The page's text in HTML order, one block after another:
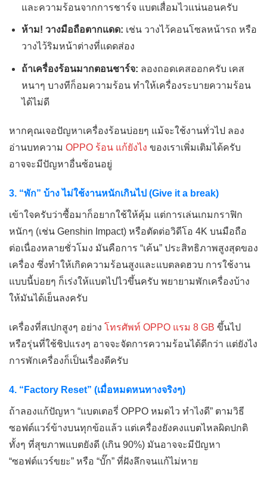
และความร้อนจากการชาร์จ แบตเสื่อมไวแน่นอนครับ
ห้าม! วางมือถือตากแดด: เช่น วางไว้คอนโซลหน้ารถ หรือ
วางไว้ริมหน้าต่างที่แดดส่อง
ถ้าเครื่องร้อนมากตอนชาร์จ: ลองถอดเคสออกครับ เคส
หนาๆ บางทีก็อมความร้อน ทำให้เครื่องระบายความร้อน
ได้ไม่ดี
หากคุณเจอปัญหาเครื่องร้อนบ่อยๆ แม้จะใช้งานทั่วไป ลอง
อ่านบทความ OPPO ร้อน แก้ยังไง ของเราเพิ่มเติมได้ครับ
อาจจะมีปัญหาอื่นซ้อนอยู่
3. “พัก” บ้าง ไม่ใช้งานหนักเกินไป (Give it a break)
เข้าใจครับว่าซื้อมาก็อยากใช้ให้คุ้ม แต่การเล่นเกมกราฟิก
หนักๆ (เช่น Genshin Impact) หรือตัดต่อวิดีโอ 4K บนมือถือ
ต่อเนื่องหลายชั่วโมง มันคือการ “เค้น” ประสิทธิภาพสูงสุดของ
เครื่อง ซึ่งทำให้เกิดความร้อนสูงและแบตลดฮวบ การใช้งาน
แบบนี้บ่อยๆ ก็เร่งให้แบตไปไวขึ้นครับ พยายามพักเครื่องบ้าง
ให้มันได้เย็นลงครับ
เครื่องที่สเปกสูงๆ อย่าง โทรศัพท์ OPPO แรม 8 GB ขึ้นไป
หรือรุ่นที่ใช้ชิปแรงๆ อาจจะจัดการความร้อนได้ดีกว่า แต่ยังไง
การพักเครื่องก็เป็นเรื่องดีครับ
4. “Factory Reset” (เมื่อหมดหนทางจริงๆ)
ถ้าลองแก้ปัญหา “แบตเตอรี่ OPPO หมดไว ทำไงดี” ตามวิธี
ซอฟต์แวร์ข้างบนทุกข้อแล้ว แต่เครื่องยังคงแบตไหลผิดปกติ
ทั้งๆ ที่สุขภาพแบตยังดี (เกิน 90%) มันอาจจะมีปัญหา
“ซอฟต์แวร์ขยะ” หรือ “บั๊ก” ที่ฝังลึกจนแก้ไม่หาย